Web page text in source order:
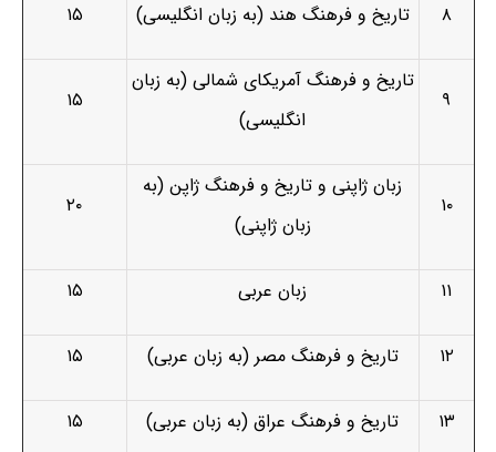
۸ تاریخ و فرهنگ هند (به زبان انگلیسی) ۱۵
۹
تاریخ و فرهنگ آمریکای شمالی (به زبان
انگلیسی)
۱۵
۱۰
زبان ژاپنی و تاریخ و فرهنگ ژاپن (به
زبان ژاپنی)
۲۰
۱۱ زبان عربی ۱۵
۱۲ تاریخ و فرهنگ مصر (به زبان عربی) ۱۵
۱۳ تاریخ و فرهنگ عراق (به زبان عربی) ۱۵